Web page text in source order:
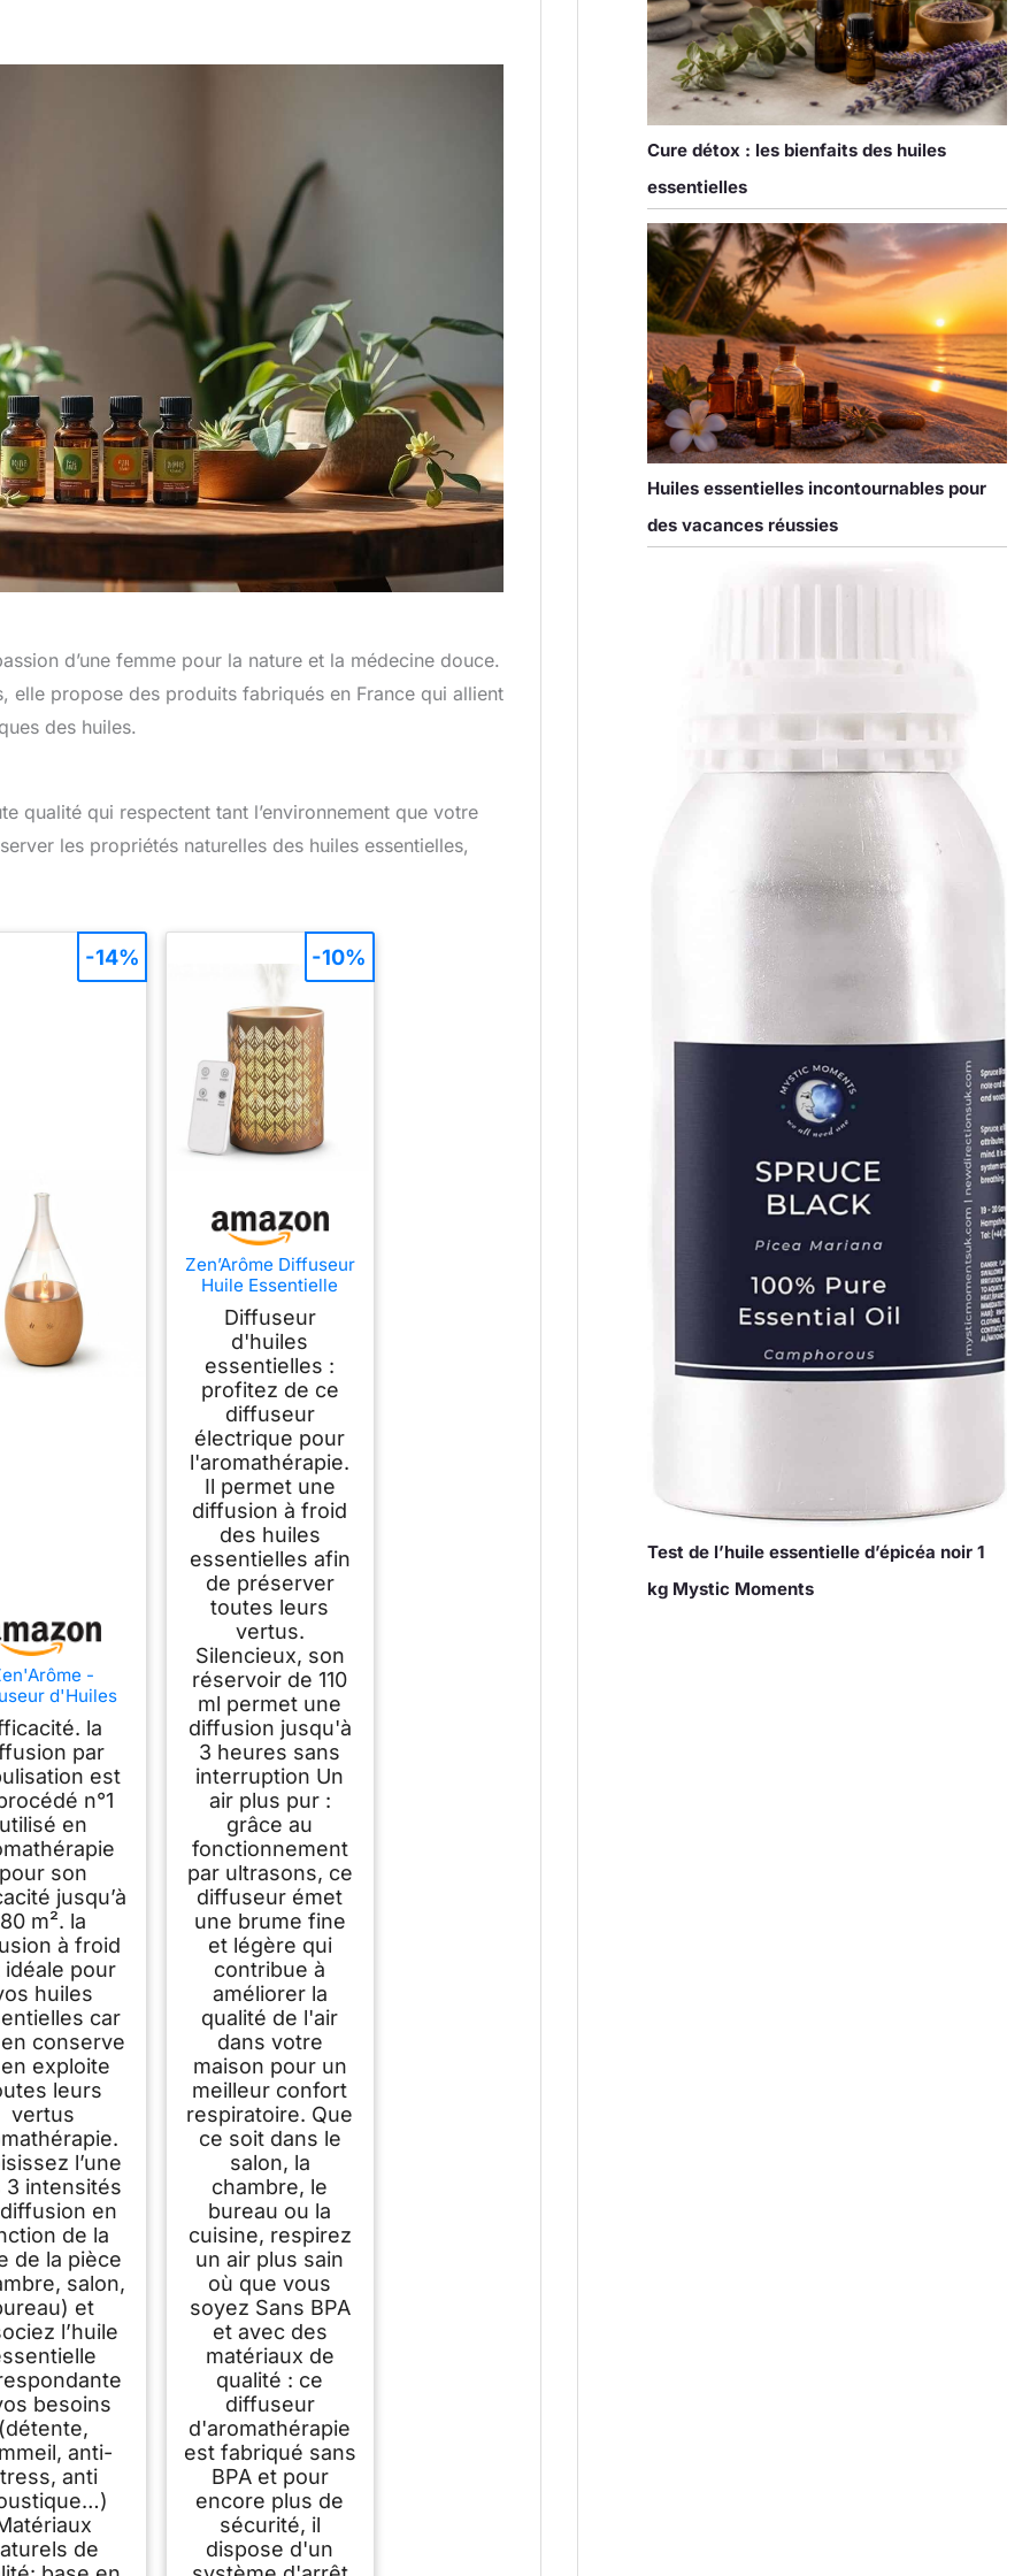
d’une femme pour la nature et la médecine douce.
elle propose des produits fabriqués en France qui allient
des huiles.
qualité qui respectent tant l’environnement que votre
les propriétés naturelles des huiles essentielles,
-
d'Huiles
par
- Intensité
- jusqu'à
- et Éclairage
- Diffusion à
Froid pour
- Bois,
Verre
la
par
est
n°1
utilisé en
pour son
jusqu’à
80 m². la
à froid
idéale pour
huiles
car
conserve
exploite
leurs
vertus
l’une
3 intensités
en
de la
de la pièce
salon,
et
l’huile
besoins
(détente,
anti-
anti
de
-14%
Zen’Arôme Diffuseur
Huile Essentielle
Vienne – Diffusion
Ultrasonique
Multifonction
Aromathérapie à
Froid – Parfum
Maison -
Télécommande et
Éclairage LED
Coloré – Métal et
Verre
Diffuseur
d'huiles
essentielles :
profitez de ce
diffuseur
électrique pour
l'aromathérapie.
Il permet une
diffusion à froid
des huiles
essentielles afin
de préserver
toutes leurs
vertus.
Silencieux, son
réservoir de 110
ml permet une
diffusion jusqu'à
3 heures sans
interruption Un
air plus pur :
grâce au
fonctionnement
par ultrasons, ce
diffuseur émet
une brume fine
et légère qui
contribue à
améliorer la
qualité de l'air
dans votre
maison pour un
meilleur confort
respiratoire. Que
ce soit dans le
salon, la
chambre, le
bureau ou la
cuisine, respirez
un air plus sain
où que vous
soyez Sans BPA
et avec des
matériaux de
qualité : ce
diffuseur
d'aromathérapie
est fabriqué sans
BPA et pour
encore plus de
sécurité, il
dispose d'un
-10%
Cure détox : les bienfaits des huiles
essentielles
Huiles essentielles incontournables pour
des vacances réussies
Test de l’huile essentielle d’épicéa noir 1
kg Mystic Moments